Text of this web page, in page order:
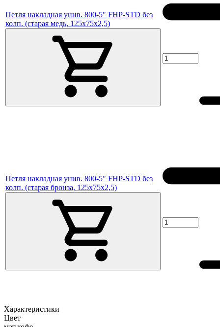
Петля накладная унив. 800-5" FHP-STD без
колп. (старая медь, 125х75х2,5)
Петля накладная унив. 800-5" FHP-STD без
колп. (старая бронза, 125х75х2,5)
Характеристики
Цвет